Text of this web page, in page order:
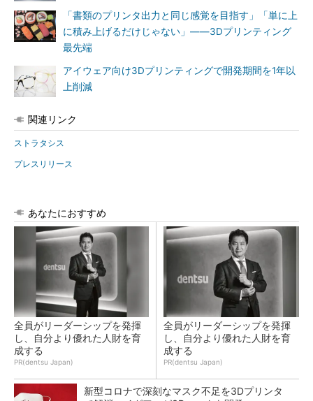
「書類のプリンタ出力と同じ感覚を目指す」「単に上
に積み上げるだけじゃない」――3Dプリンティング
最先端
アイウェア向け3Dプリンティングで開発期間を1年以
上削減
関連リンク
ストラタシス
プレスリリース
あなたにおすすめ
全員がリーダーシップを発揮
し、自分より優れた人財を育
成する
PR(dentsu Japan)
全員がリーダーシップを発揮
し、自分より優れた人財を育
成する
PR(dentsu Japan)
新型コロナで深刻なマスク不足を3Dプリンタ